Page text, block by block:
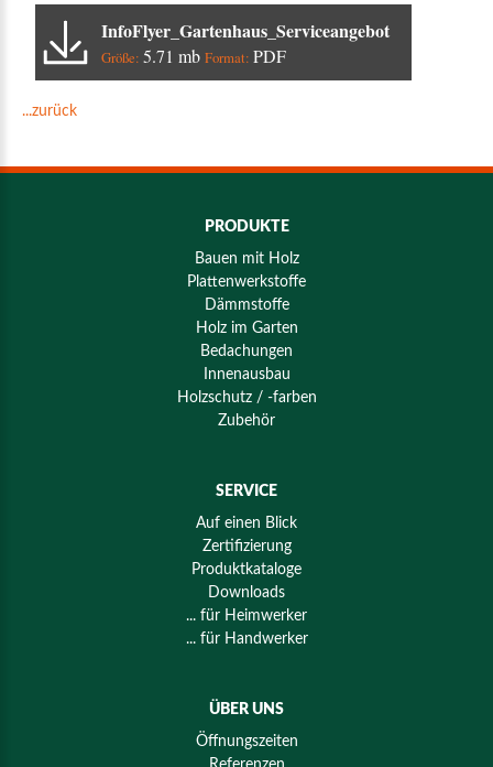
InfoFlyer_Gartenhaus_Serviceangebot
Größe: 5.71 mb Format: PDF
...zurück
PRODUKTE
Bauen mit Holz
Plattenwerkstoffe
Dämmstoffe
Holz im Garten
Bedachungen
Innenausbau
Holzschutz / -farben
Zubehör
SERVICE
Auf einen Blick
Zertifizierung
Produktkataloge
Downloads
... für Heimwerker
... für Handwerker
ÜBER UNS
Öffnungszeiten